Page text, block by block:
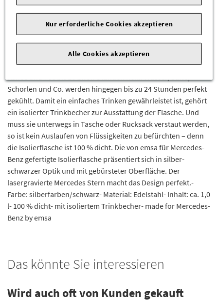
https://www.mercedes-benz.com
Ob im Beruf, bei längeren Ausflügen oder sonstigen
Freizeitaktivitäten: Mit der Isolierflasche Mobility sind perfekt
temperierte Getränke garantiert. Denn gefertigt aus
doppelwandigem Edelstahl hält die Flasche Heißgetränke wie
Kaffee und Tee bis zu zwölf Stunden heiß. Wasser, Säfte,
Schorlen und Co. werden hingegen bis zu 24 Stunden perfekt
gekühlt. Damit ein einfaches Trinken gewährleistet ist, gehört
ein isolierter Trinkbecher zur Ausstattung der Flasche. Und
muss sie unterwegs in Tasche oder Rucksack verstaut werden,
so ist kein Auslaufen von Flüssigkeiten zu befürchten – denn
die Isolierflasche ist 100 % dicht. Die von emsa für Mercedes-
Benz gefertigte Isolierflasche präsentiert sich in silber-
schwarzer Optik und mit gebürsteter Oberfläche. Der
lasergravierte Mercedes Stern macht das Design perfekt.-
Farbe: silberfarben/schwarz- Material: Edelstahl- Inhalt: ca. 1,0
l- 100 % dicht- mit isoliertem Trinkbecher- made for Mercedes-
Benz by emsa
Das könnte Sie interessieren
Wird auch oft von Kunden gekauft
Nur erforderliche Cookies akzeptieren
Alle Cookies akzeptieren